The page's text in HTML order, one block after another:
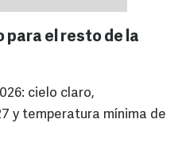
el resto de la
cielo claro,
y temperatura mínima de